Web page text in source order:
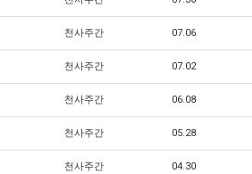
천사주간 07.06
천사주간 07.02
천사주간 06.08
천사주간 05.28
천사주간 04.30